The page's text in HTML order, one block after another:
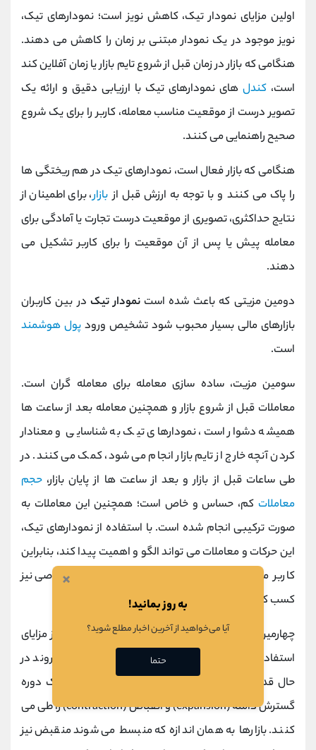
اولین مزایای نمودار تیک، کاهش نویز است؛ نمودارهای تیک،
نویز موجود در یک نمودار مبتنی بر زمان را کاهش می دهند.
هنگامی که بازار در زمان قبل از شروع تایم بازار یا زمان آفلاین کند
است، کندل های نمودارهای تیک با ارزیابی دقیق و ارائه یک
تصویر درست از موقعیت مناسب معامله، کاربر را برای یک شروع
صحیح راهنمایی می کنند.
هنگامی که بازار فعال است، نمودارهای تیک در هم ریختگی ها
را پاک می کنند و با توجه به ارزش قبل از بازار، برای اطمینان از
نتایج حداکثری، تصویری از موقعیت درست تجارت یا آمادگی برای
معامله پیش یا پس از آن موقعیت را برای کاربر تشکیل می
دهند.
دومین مزیتی که باعث شده استنمودار تیکدر بین کاربران
بازارهای مالی بسیار محبوب شود تشخیص ورود پول هوشمند
است.
سومین مزیت، ساده سازی معامله برای معامله گران است.
معاملات قبل از شروع بازار و همچنین معامله بعد از ساعت ها
همیشه دشوار است، نمودارهای تیک به شناسایی و معنادار
کردن آنچه خارج از تایم بازار انجام می شود، کمک می کنند. در
طی ساعات قبل از بازار و بعد از ساعت ها از پایان بازار، حجم
معاملات کم، حساس و خاص است؛ همچنین این معاملات به
صورت ترکیبی انجام شده است. با استفاده از نمودارهای تیک،
این حرکات و معاملات می تواند الگو و اهمیت پیدا کند، بنابراین
کاربر می تواند از این طریق معامله کند و سودهای خاصی نیز
کسب کند
چهارمین مزیت نمودار تیک تغییر روند است. یکی دیگر از مزایای
استفاده از نمودار تیک این است که کاربر ببیند کدام روند در
حال قدیمی شدن و از بین رفتن است؛ همه بازارها یک دوره
گسترش دامنه (expansion) و انقباض (contraction) را طی می
کنند. بازارها به همان اندازه که منبسط می شوند منقبض نیز
×
به روز بمانید!
آیا می‌خواهید از آخرین اخبار مطلع شوید؟
حتما